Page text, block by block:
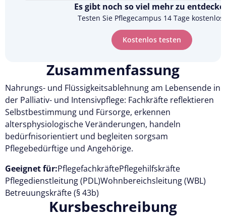
Es gibt noch so viel mehr zu
Testen Sie Pflegecampus 14 Tage kostenlos.
Kostenlos testen
Zusammenfassung
Nahrungs- und Flüssigkeitsablehnung am Lebensende in
der Palliativ- und Intensivpflege: Fachkräfte reflektieren
Selbstbestimmung und Fürsorge, erkennen
altersphysiologische Veränderungen, handeln
bedürfnisorientiert und begleiten sorgsam
Pflegebedürftige und Angehörige.
Geeignet für:PflegefachkräftePflegehilfskräfte
Pflegedienstleitung (PDL)Wohnbereichsleitung (WBL)
Betreuungskräfte (§ 43b)
Kursbeschreibung